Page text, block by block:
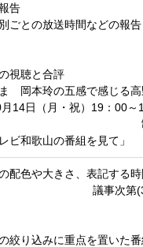
告
ごとの放送時間などの報告
視聴と合評
本玲の五感で感じる高
（月・祝）19：00～
テレビ
ビ和歌山の番組を見て」
配色や大きさ、表記する
議事次第
絞り込みに重点を置いた